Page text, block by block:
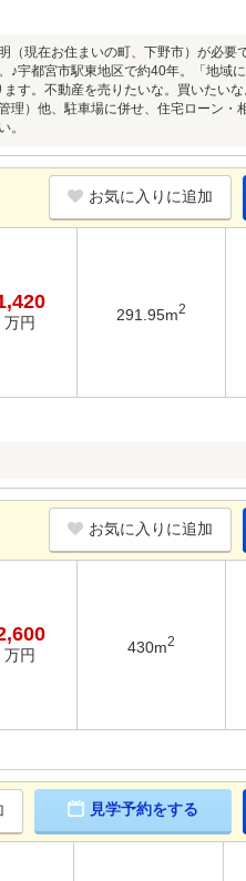
（現在お住まいの町、下野市）が必
宇都宮市駅東地区で約40年。「地域
す。不動産を売りたいな。買いたい
）他、駐車場に併せ、住宅ローン・
。
お気に入りに追加
万円 291.95m2
お気に入りに追加
万円 430m2
見学予約をする